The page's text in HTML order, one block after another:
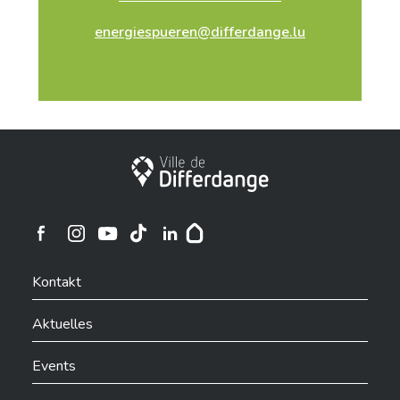
Energieversorger und des fonds nova naturstroum
energiespueren@differdange.lu
Stadt Differdingen
Ville de Differdange sur Instagram
Kontakt
Aktuelles
Events